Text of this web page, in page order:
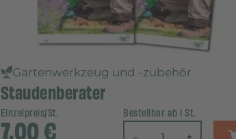
Gartenwerkzeug und -zubehör
Staudenberater
Einzelpreis/St. Bestellbar ab 1 St.